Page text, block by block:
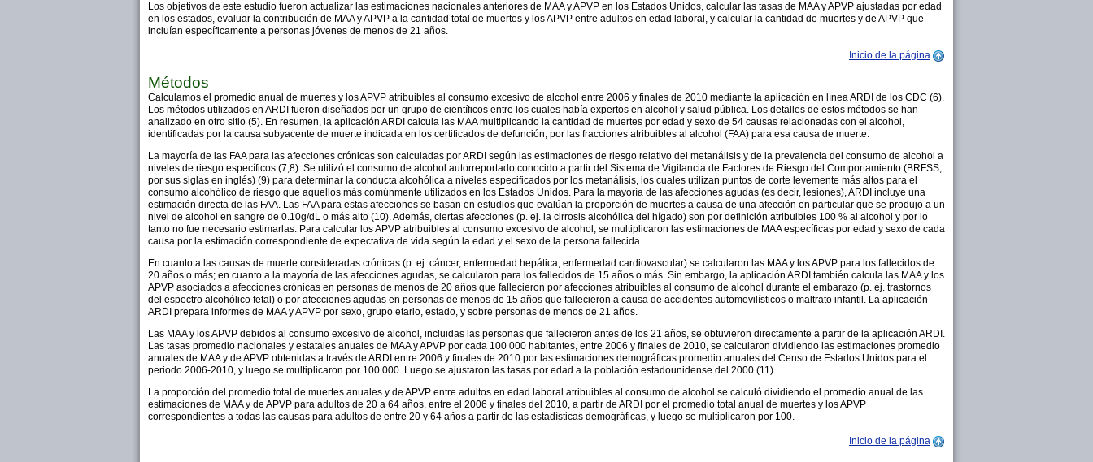
Los objetivos de este estudio fueron actualizar las estimaciones nacionales anteriores de MAA y APVP en los Estados Unidos, calcular las tasas de MAA y APVP ajustadas por edad
en los estados, evaluar la contribución de MAA y APVP a la cantidad total de muertes y los APVP entre adultos en edad laboral, y calcular la cantidad de muertes y de APVP que
incluían específicamente a personas jóvenes de menos de 21 años.
Inicio de la página
Métodos
Calculamos el promedio anual de muertes y los APVP atribuibles al consumo excesivo de alcohol entre 2006 y finales de 2010 mediante la aplicación en línea ARDI de los CDC (6).
Los métodos utilizados en ARDI fueron diseñados por un grupo de científicos entre los cuales había expertos en alcohol y salud pública. Los detalles de estos métodos se han
analizado en otro sitio (5). En resumen, la aplicación ARDI calcula las MAA multiplicando la cantidad de muertes por edad y sexo de 54 causas relacionadas con el alcohol,
identificadas por la causa subyacente de muerte indicada en los certificados de defunción, por las fracciones atribuibles al alcohol (FAA) para esa causa de muerte.
La mayoría de las FAA para las afecciones crónicas son calculadas por ARDI según las estimaciones de riesgo relativo del metanálisis y de la prevalencia del consumo de alcohol a
niveles de riesgo específicos (7,8). Se utilizó el consumo de alcohol autorreportado conocido a partir del Sistema de Vigilancia de Factores de Riesgo del Comportamiento (BRFSS,
por sus siglas en inglés) (9) para determinar la conducta alcohólica a niveles especificados por los metanálisis, los cuales utilizan puntos de corte levemente más altos para el
consumo alcohólico de riesgo que aquellos más comúnmente utilizados en los Estados Unidos. Para la mayoría de las afecciones agudas (es decir, lesiones), ARDI incluye una
estimación directa de las FAA. Las FAA para estas afecciones se basan en estudios que evalúan la proporción de muertes a causa de una afección en particular que se produjo a un
nivel de alcohol en sangre de 0.10g/dL o más alto (10). Además, ciertas afecciones (p. ej. la cirrosis alcohólica del hígado) son por definición atribuibles 100 % al alcohol y por lo
tanto no fue necesario estimarlas. Para calcular los APVP atribuibles al consumo excesivo de alcohol, se multiplicaron las estimaciones de MAA específicas por edad y sexo de cada
causa por la estimación correspondiente de expectativa de vida según la edad y el sexo de la persona fallecida.
En cuanto a las causas de muerte consideradas crónicas (p. ej. cáncer, enfermedad hepática, enfermedad cardiovascular) se calcularon las MAA y los APVP para los fallecidos de
20 años o más; en cuanto a la mayoría de las afecciones agudas, se calcularon para los fallecidos de 15 años o más. Sin embargo, la aplicación ARDI también calcula las MAA y los
APVP asociados a afecciones crónicas en personas de menos de 20 años que fallecieron por afecciones atribuibles al consumo de alcohol durante el embarazo (p. ej. trastornos
del espectro alcohólico fetal) o por afecciones agudas en personas de menos de 15 años que fallecieron a causa de accidentes automovilísticos o maltrato infantil. La aplicación
ARDI prepara informes de MAA y APVP por sexo, grupo etario, estado, y sobre personas de menos de 21 años.
Las MAA y los APVP debidos al consumo excesivo de alcohol, incluidas las personas que fallecieron antes de los 21 años, se obtuvieron directamente a partir de la aplicación ARDI.
Las tasas promedio nacionales y estatales anuales de MAA y APVP por cada 100 000 habitantes, entre 2006 y finales de 2010, se calcularon dividiendo las estimaciones promedio
anuales de MAA y de APVP obtenidas a través de ARDI entre 2006 y finales de 2010 por las estimaciones demográficas promedio anuales del Censo de Estados Unidos para el
periodo 2006-2010, y luego se multiplicaron por 100 000. Luego se ajustaron las tasas por edad a la población estadounidense del 2000 (11).
La proporción del promedio total de muertes anuales y de APVP entre adultos en edad laboral atribuibles al consumo de alcohol se calculó dividiendo el promedio anual de las
estimaciones de MAA y de APVP para adultos de 20 a 64 años, entre el 2006 y finales del 2010, a partir de ARDI por el promedio total anual de muertes y los APVP
correspondientes a todas las causas para adultos de entre 20 y 64 años a partir de las estadísticas demográficas, y luego se multiplicaron por 100.
Inicio de la página